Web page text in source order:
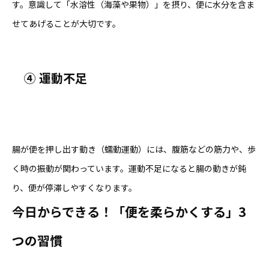
す。意識して「水溶性（海藻や果物）」を摂り、便に水分を含ま
せてあげることが大切です。
④ 運動不足
腸が便を押し出す動き（蠕動運動）には、腹筋などの筋力や、歩
く時の振動が関わっています。運動不足になると腸の動きが鈍
り、便が停滞しやすくなります。
今日からできる！「便を柔らかくする」3
つの習慣